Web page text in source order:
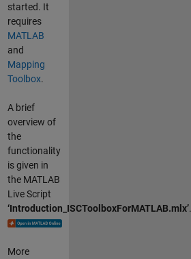
started. It
requires
MATLAB
and
Mapping
Toolbox.
A brief
overview of
the
functionality
is given in
the MATLAB
Live Script
‘Introduction_ISCToolboxForMATLAB.mlx’.
More